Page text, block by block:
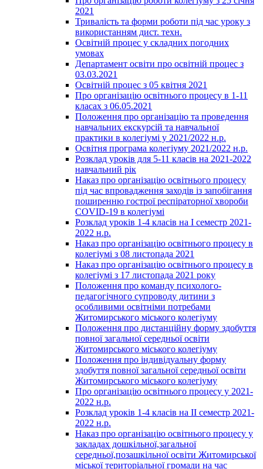
2021
Тривалість та форми роботи під час уроку з
використанням дист. техн.
Освітній процес у складних погодних
умовах
Департамент освіти про освітній процес з
03.03.2021
Освітній процес з 05 квітня 2021
Про організацію освітнього процесу в 1-11
класах з 06.05.2021
Положення про організацію та проведення
навчальних екскурсій та навчальної
практики в колегіумі у 2021/2022 н.р.
Освітня програма колегіуму 2021/2022 н.р.
Розклад уроків для 5-11 класів на 2021-2022
навчальний рік
Наказ про організацію освітнього процесу
під час впровадження заходів із запобігання
поширенню гострої респіраторної хвороби
COVID-19 в колегіумі
Розклад уроків 1-4 класів на І семестр 2021-
2022 н.р.
Наказ про організацію освітнього процесу в
колегіумі з 08 листопада 2021
Наказ про організацію освітнього процесу в
колегіумі з 17 листопада 2021 року
Положення про команду психолого-
педагогічного супроводу дитини з
особливими освітніми потребами
Житомирського міського колегіуму
Положення про дистанційну форму здобуття
повної загальної середньої освіти
Житомирського міського колегіуму
Положення про індивідуальну форму
здобуття повної загальної середньої освіти
Житомирського міського колегіуму
Про організацію освітнього процесу у 2021-
2022 н.р.
Розклад уроків 1-4 класів на ІІ семестр 2021-
2022 н.р.
Наказ про організацію освітнього процесу у
закладах дошкільної,загальної
середньої,позашкільної освіти Житомирської
міської територіальної громади на час